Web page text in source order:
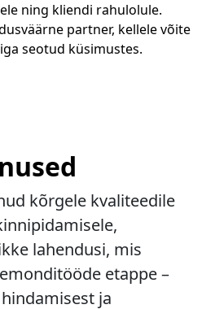
ning kliendi rahulolule.
partner, kellele võite
seotud küsimustes.
kõrgele kvaliteedile
lahendusi, mis
etappe –
ja